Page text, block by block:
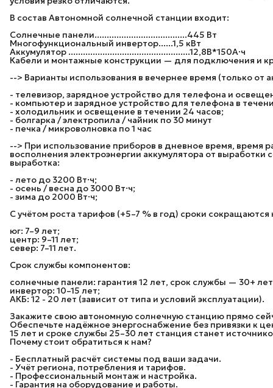
В состав Автономной солнечной станции входит:
Солнечные панели......................................445 Вт
Многофункциональный инвертор......1,5 кВт
Аккумулятор ..................................................12,8В*150А·ч
Кабели и монтажные конструкции — для подключения и
--> Варианты использования в вечернее время (только от
- телевизор, зарядное устройство для телефона и
- компьютер и зарядное устройство для телефона в
- холодильник и освещение в течении 24 часов;
- болгарка / электропила / чайник по 30 минут
- печка / микроволновка по 1 час
--> При использование приборов в дневное время, время
восполнения электроэнергии аккумулятора от
выработка:
- лето до 3200 Вт·ч;
- осень / весна до 3000 Вт·ч;
- зима до 2000 Вт·ч;
С учётом роста тарифов (+5–7 % в год) сроки сокращаются
юг: 7–9 лет;
центр: 9–11 лет;
север: 7–11 лет.
Срок службы компонентов:
солнечные панели: гарантия 12 лет, срок службы — 30+
инвертор: 10–15 лет;
АКБ: 12 - 20 лет (зависит от типа и условий эксплуатации).
Закажите свою автономную солнечную станцию прямо
Обеспечьте надёжное энергоснабжение без привязки к
15 лет и сроке службы 25–30 лет станция станет
Почему стоит обратиться к нам?
- Бесплатный расчёт системы под ваши задачи.
- Учёт региона, потребления и тарифов.
- Профессиональный монтаж и настройка.
- Гарантия на оборудование и работы.